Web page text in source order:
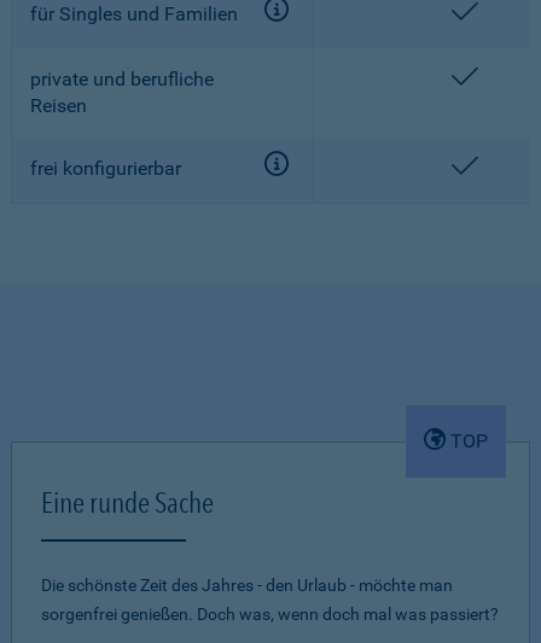
für Singles und Familien
private und berufliche
Reisen
frei konfigurierbar
TOP
Eine runde Sache
Die schönste Zeit des Jahres - den Urlaub - möchte man
sorgenfrei genießen. Doch was, wenn doch mal was passiert?